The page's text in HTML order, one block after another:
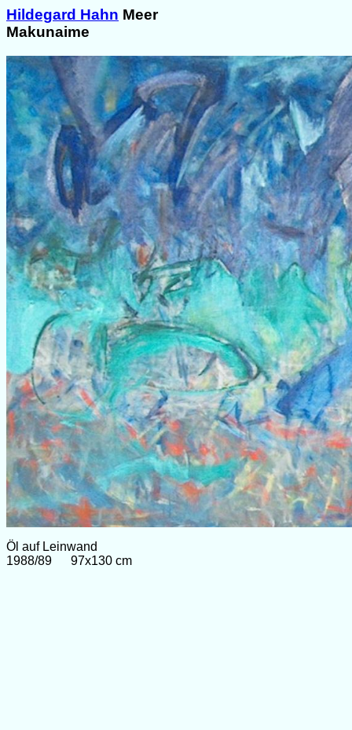
Hildegard Hahn Meer
Makunaime
Öl auf Leinwand
1988/89 97x130 cm